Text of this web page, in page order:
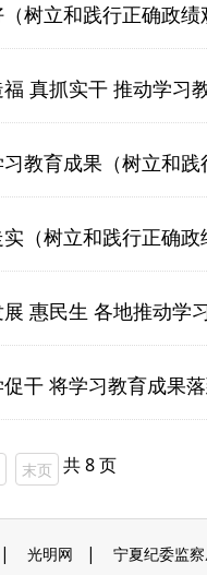
树立和践行正确政绩
真抓实干 推动学习
教育成果（树立和
（树立和践行正确政
惠民生 各地推动学
干 将学习教育成果
末页 共 8 页
| 光明网 | 宁夏纪委监